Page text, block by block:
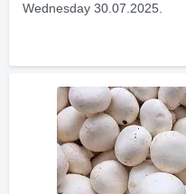
Wednesday 30.07.2025.